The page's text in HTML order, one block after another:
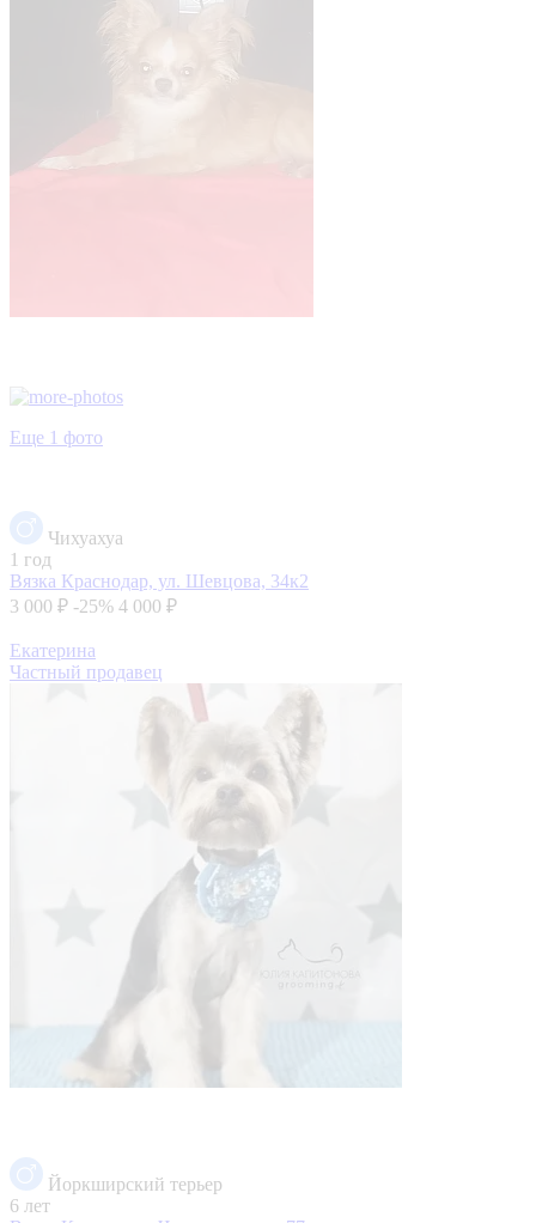
Еще 1 фото
Чихуахуа
1 год
Вязка Краснодар, ул. Шевцова, 34к2
3 000 ₽ -25% 4 000 ₽
Екатерина
Частный продавец
Йоркширский терьер
6 лет